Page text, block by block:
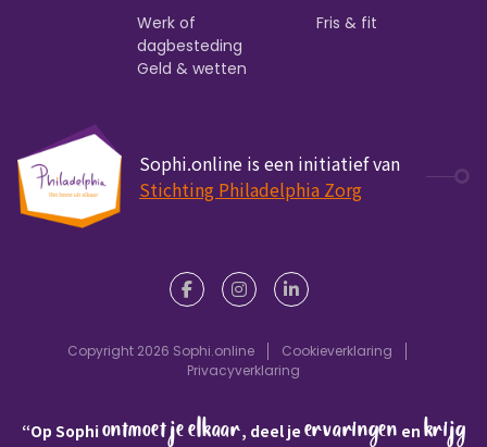
Werk of
dagbesteding
Fris & fit
Geld & wetten
Sophi.online is een initiatief van
Stichting Philadelphia Zorg
Copyright 2026 Sophi.online
Cookieverklaring
Privacyverklaring
“Op Sophiontmoet je elkaar, deel je ervaringen en krijg